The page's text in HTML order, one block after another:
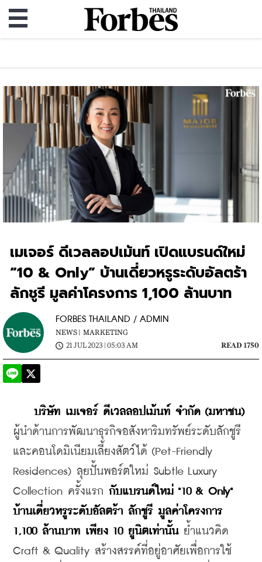
เมเจอร์ ดีเวลลอปเม้นท์ เปิดแบรนด์ใหม่
“10 & Only” บ้านเดี่ยวหรูระดับอัลตร้า
ลักชูรี มูลค่าโครงการ 1,100 ล้านบาท
FORBES THAILAND / ADMIN
NEWS |
MARKETING
21 JUL 2023 | 05:03 AM
READ 1750
บริษัท เมเจอร์ ดีเวลลอปเม้นท์ จำกัด (มหาชน)
ผู้นำด้านการพัฒนาธุรกิจอสังหาริมทรัพย์ระดับลักชูรี
และคอนโดมิเนียมเลี้ยงสัตว์ได้ (Pet-Friendly
Residences) ลุยปั้นพอร์ตใหม่ Subtle Luxury
Collection ครั้งแรก กับแบรนด์ใหม่ "10 & Only"
บ้านเดี่ยวหรูระดับอัลตร้า ลักชูรี มูลค่าโครงการ
1,100 ล้านบาท เพียง 10 ยูนิตเท่านั้น ย้ำแนวคิด
Craft & Quality สร้างสรรค์ที่อยู่อาศัยเพื่อการใช้